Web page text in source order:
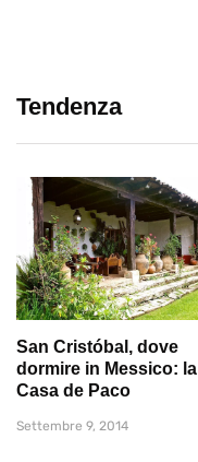
Tendenza
San Cristóbal, dove
dormire in Messico: la
Casa de Paco
Settembre 9, 2014